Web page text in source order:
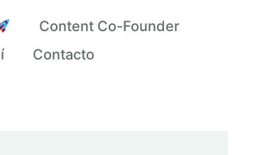
Content Co-Founder
Contacto